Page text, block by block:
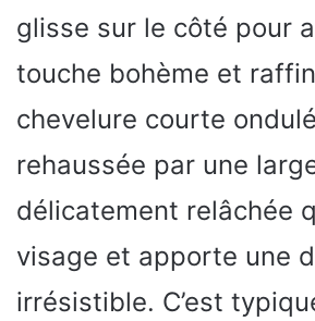
glisse sur le côté pour
touche bohème et
chevelure courte
rehaussée par une
délicatement relâchée
visage et apporte une
irrésistible. C’est